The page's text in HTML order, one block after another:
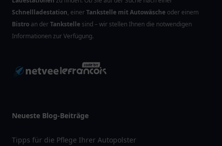
Schnellladestation, einerTankstelle mit Autowäsche oder einem
Bistro an derTankstelle sind – wir stellen Ihnen die notwendigen
Informationen zur Verfügung.
Neueste Blog-Beiträge
Tipps für die Pflege Ihrer Autopolster